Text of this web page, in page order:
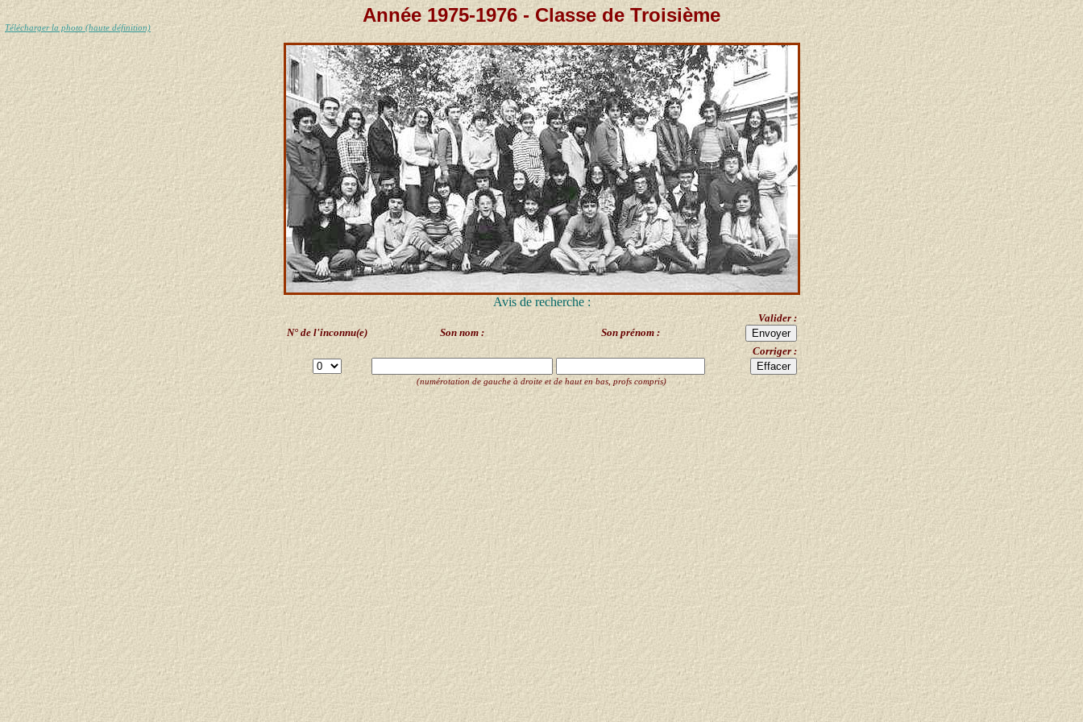
Télécharger la photo (haute définition)
Année 1975-1976 - Classe de Troisième
Avis de recherche :
N° de l'inconnu(e) Son nom : Son prénom :
Valider :
Corriger :
(numérotation de gauche à droite et de haut en bas, profs compris)